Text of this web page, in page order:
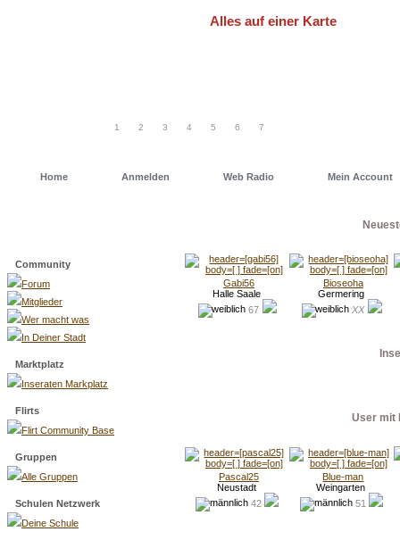
Alles auf einer Karte
1 2 3 4 5 6 7
Home Anmelden Web Radio Mein Account
Community
Forum
Mitglieder
Wer macht was
In Deiner Stadt
Marktplatz
Inseraten Markplatz
Flirts
Flirt Community Base
Gruppen
Alle Gruppen
Schulen Netzwerk
Deine Schule
Gabi56
Halle Saale
67
Bioseoha
Germering
XX
User mit
Pascal25
Neustadt
42
Blue-man
Weingarten
51